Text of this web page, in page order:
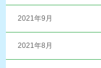
2021年9月
2021年8月